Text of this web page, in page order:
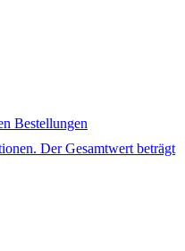
Bestellungen
Der Gesamtwert beträgt